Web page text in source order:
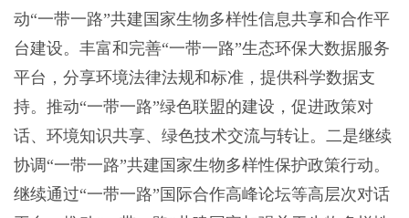
动“一带一路”共建国家生物多样性信息共享和合作平
台建设。丰富和完善“一带一路”生态环保大数据服务
平台，分享环境法律法规和标准，提供科学数据支
持。推动“一带一路”绿色联盟的建设，促进政策对
话、环境知识共享、绿色技术交流与转让。二是继续
协调“一带一路”共建国家生物多样性保护政策行动。
继续通过“一带一路”国际合作高峰论坛等高层次对话